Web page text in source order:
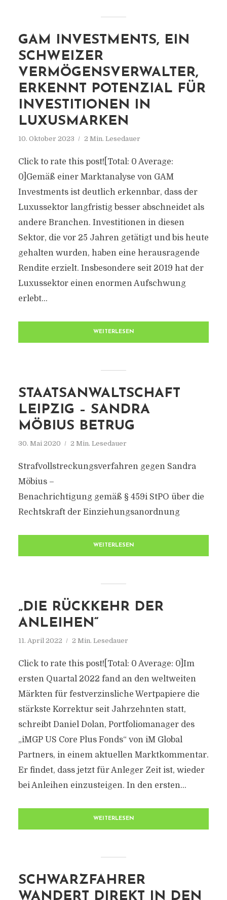
GAM INVESTMENTS, EIN
SCHWEIZER
VERMÖGENSVERWALTER,
ERKENNT POTENZIAL FÜR
INVESTITIONEN IN
LUXUSMARKEN
10. Oktober 2023 2 Min. Lesedauer
Click to rate this post![Total: 0 Average:
0]Gemäß einer Marktanalyse von GAM
Investments ist deutlich erkennbar, dass der
Luxussektor langfristig besser abschneidet als
andere Branchen. Investitionen in diesen
Sektor, die vor 25 Jahren getätigt und bis heute
gehalten wurden, haben eine herausragende
Rendite erzielt. Insbesondere seit 2019 hat der
Luxussektor einen enormen Aufschwung
erlebt...
WEITERLESEN
STAATSANWALTSCHAFT
LEIPZIG – SANDRA
MÖBIUS BETRUG
30. Mai 2020 2 Min. Lesedauer
Strafvollstreckungsverfahren gegen Sandra
Möbius –
Benachrichtigung gemäß § 459i StPO über die
Rechtskraft der Einziehungsanordnung
WEITERLESEN
„DIE RÜCKKEHR DER
ANLEIHEN“
11. April 2022 2 Min. Lesedauer
Click to rate this post![Total: 0 Average: 0]Im
ersten Quartal 2022 fand an den weltweiten
Märkten für festverzinsliche Wertpapiere die
stärkste Korrektur seit Jahrzehnten statt,
schreibt Daniel Dolan, Portfoliomanager des
„iMGP US Core Plus Fonds“ von iM Global
Partners, in einem aktuellen Marktkommentar.
Er findet, dass jetzt für Anleger Zeit ist, wieder
bei Anleihen einzusteigen. In den ersten...
WEITERLESEN
SCHWARZFAHRER
WANDERT DIREKT IN DEN